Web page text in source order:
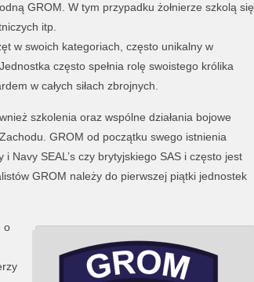
GROM. W tym przypadku żołnierze szkolą się
itp.
w swoich kategoriach, często unikalny w
często spełnia rolę swoistego królika
w całych siłach zbrojnych.
szkolenia oraz wspólne działania bojowe
GROM od początku swego istnienia
Navy SEAL’s czy brytyjskiego SAS i często jest
GROM należy do pierwszej piątki jednostek
o